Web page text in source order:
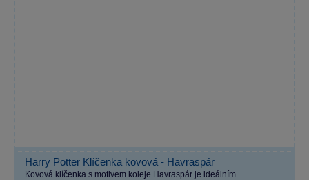
Harry Potter Klíčenka kovová - Havraspár
Kovová klíčenka s motivem koleje Havraspár je ideálním...